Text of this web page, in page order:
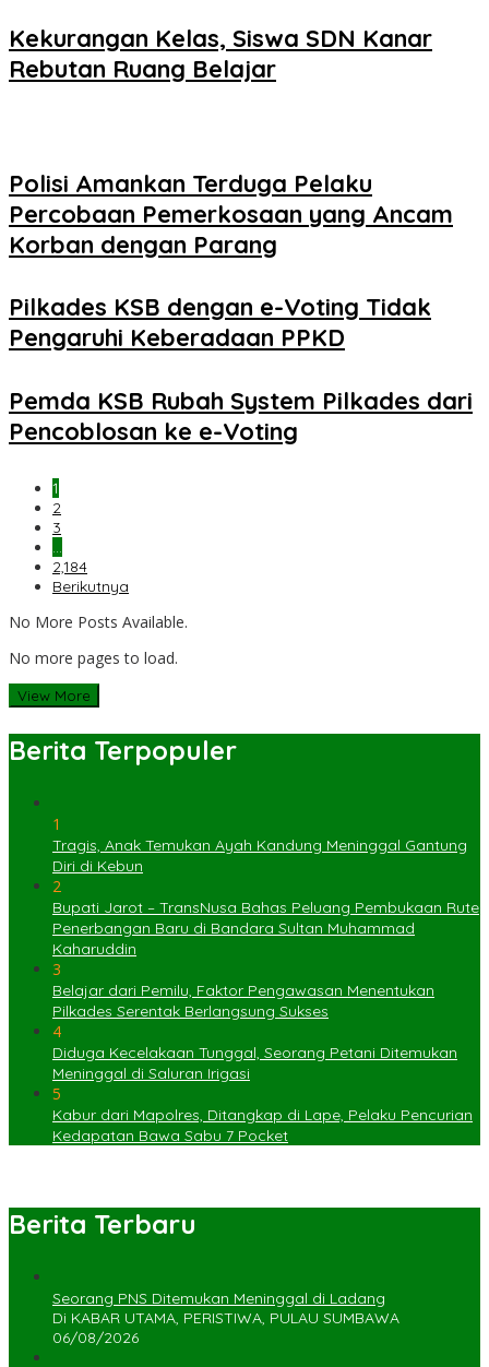
Kekurangan Kelas, Siswa SDN Kanar
Rebutan Ruang Belajar
Polisi Amankan Terduga Pelaku
Percobaan Pemerkosaan yang Ancam
Korban dengan Parang
Pilkades KSB dengan e-Voting Tidak
Pengaruhi Keberadaan PPKD
Pemda KSB Rubah System Pilkades dari
Pencoblosan ke e-Voting
1
2
3
…
2,184
Berikutnya
No More Posts Available.
No more pages to load.
View More
Berita Terpopuler
1
Tragis, Anak Temukan Ayah Kandung Meninggal Gantung
Diri di Kebun
2
Bupati Jarot – TransNusa Bahas Peluang Pembukaan Rute
Penerbangan Baru di Bandara Sultan Muhammad
Kaharuddin
3
Belajar dari Pemilu, Faktor Pengawasan Menentukan
Pilkades Serentak Berlangsung Sukses
4
Diduga Kecelakaan Tunggal, Seorang Petani Ditemukan
Meninggal di Saluran Irigasi
5
Kabur dari Mapolres, Ditangkap di Lape, Pelaku Pencurian
Kedapatan Bawa Sabu 7 Pocket
Berita Terbaru
Seorang PNS Ditemukan Meninggal di Ladang
Di KABAR UTAMA, PERISTIWA, PULAU SUMBAWA
06/08/2026